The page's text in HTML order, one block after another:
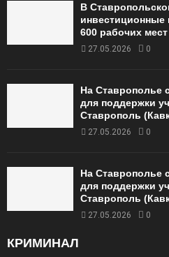
В
инвестиционные
600 рабочих
27.05.2026 0
На Ставрополье
для поддержки
Ставрополь
27.05.2026 0
На Ставрополье
для поддержки
Ставрополь
27.05.2026 0
КРИМИНАЛ